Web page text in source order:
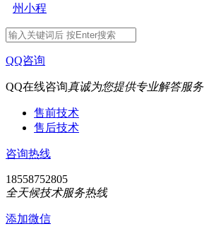
州小程
QQ咨询
QQ在线咨询真诚为您提供专业解答服务
售前技术
售后技术
咨询热线
18558752805
全天候技术服务热线
添加微信